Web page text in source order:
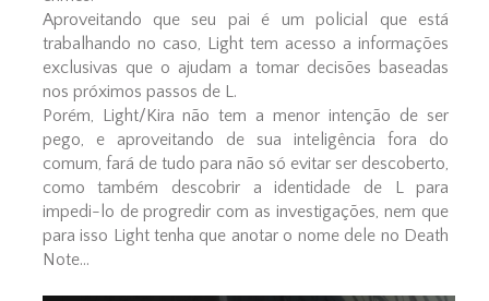
Aproveitando que seu pai é um policial que está
trabalhando no caso, Light tem acesso a informações
exclusivas que o ajudam a tomar decisões baseadas
nos próximos passos de L.
Porém, Light/Kira não tem a menor intenção de ser
pego, e aproveitando de sua inteligência fora do
comum, fará de tudo para não só evitar ser descoberto,
como também descobrir a identidade de L para
impedi-lo de progredir com as investigações, nem que
para isso Light tenha que anotar o nome dele no Death
Note...